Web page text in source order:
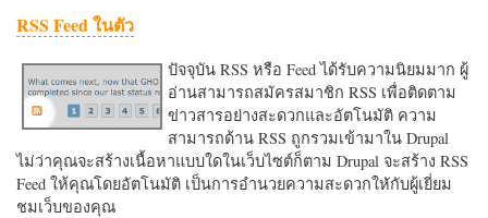
RSS Feed ในตัว
ปัจจุบัน RSS หรือ Feed ได้รับความนิยมมาก ผู้
อ่านสามารถสมัครสมาชิก RSS เพื่อติดตาม
ข่าวสารอย่างสะดวกและอัตโนมัติ ความ
สามารถด้าน RSS ถูกรวมเข้ามาใน Drupal
ไม่ว่าคุณจะสร้างเนื้อหาแบบใดในเว็บไซต์ก็ตาม Drupal จะสร้าง RSS
Feed ให้คุณโดยอัตโนมัติ เป็นการอำนวยความสะดวกใหักับผู้เยี่ยม
ชมเว็บของคุณ